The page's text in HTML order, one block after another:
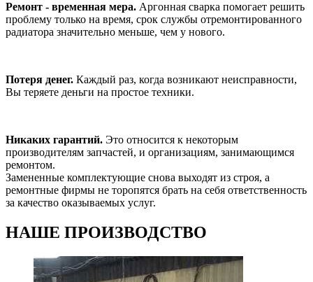
Ремонт - временная мера. Аргонная сварка помогает решить
проблему только на время, срок службы отремонтированного
радиатора значительно меньше, чем у нового.
Потеря денег. Каждый раз, когда возникают неисправности,
Вы теряете деньги на простое техники.
Никаких гарантий. Это относится к некоторым
производителям запчастей, и организациям, занимающимся
ремонтом.
Замененные комплектующие снова выходят из строя, а
ремонтные фирмы не торопятся брать на себя ответственность
за качество оказываемых услуг.
НАШЕ ПРОИЗВОДСТВО